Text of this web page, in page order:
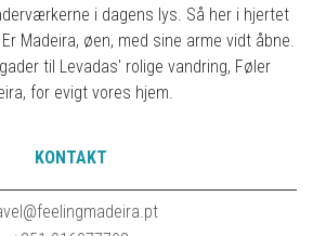
i dagens lys. Så her i hjertet
Madeira, øen, med sine arme vidt åbne.
til Levadas' rolige vandring, Føler
for evigt vores hjem.
KONTAKT